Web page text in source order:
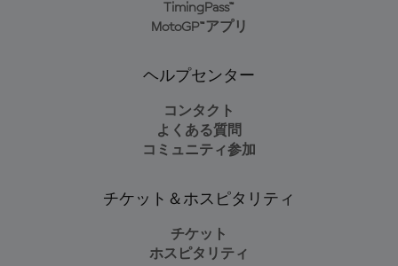
TimingPass™
MotoGP™アプリ
ヘルプセンター
コンタクト
よくある質問
コミュニティ参加
チケット＆ホスピタリティ
チケット
ホスピタリティ